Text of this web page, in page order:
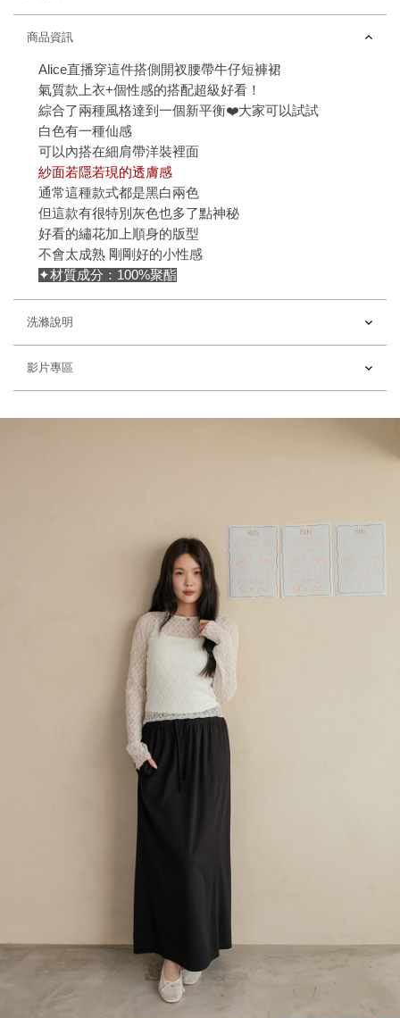
商品資訊
Alice直播穿這件搭側開衩腰帶牛仔短褲裙
氣質款上衣+個性感的搭配超級好看！
綜合了兩種風格達到一個新平衡❤️大家可以試試
白色有一種仙感
可以內搭在細肩帶洋裝裡面
紗面若隱若現的透膚感
通常這種款式都是黑白兩色
但這款有很特別灰色也多了點神秘
好看的繡花加上順身的版型
不會太成熟 剛剛好的小性感
✦材質成分：100%聚酯
洗滌說明
影片專區